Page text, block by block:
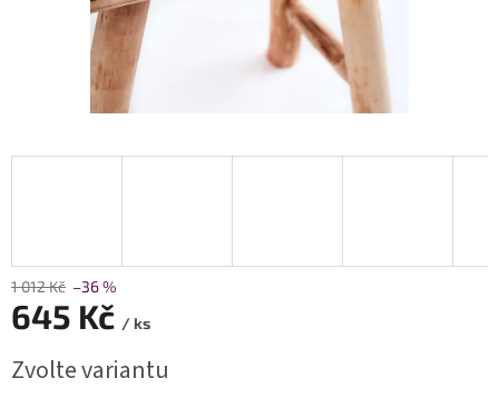
1 012 Kč –36 %
645 Kč / ks
cena:
Zvolte variantu